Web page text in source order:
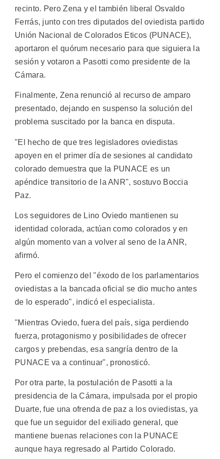
recinto. Pero Zena y el también liberal Osvaldo
Ferrás, junto con tres diputados del oviedista partido
Unión Nacional de Colorados Eticos (PUNACE),
aportaron el quórum necesario para que siguiera la
sesión y votaron a Pasotti como presidente de la
Cámara.
Finalmente, Zena renunció al recurso de amparo
presentado, dejando en suspenso la solución del
problema suscitado por la banca en disputa.
"El hecho de que tres legisladores oviedistas
apoyen en el primer día de sesiones al candidato
colorado demuestra que la PUNACE es un
apéndice transitorio de la ANR", sostuvo Boccia
Paz.
Los seguidores de Lino Oviedo mantienen su
identidad colorada, actúan como colorados y en
algún momento van a volver al seno de la ANR,
afirmó.
Pero el comienzo del "éxodo de los parlamentarios
oviedistas a la bancada oficial se dio mucho antes
de lo esperado", indicó el especialista.
"Mientras Oviedo, fuera del país, siga perdiendo
fuerza, protagonismo y posibilidades de ofrecer
cargos y prebendas, esa sangría dentro de la
PUNACE va a continuar", pronosticó.
Por otra parte, la postulación de Pasotti a la
presidencia de la Cámara, impulsada por el propio
Duarte, fue una ofrenda de paz a los oviedistas, ya
que fue un seguidor del exiliado general, que
mantiene buenas relaciones con la PUNACE
aunque haya regresado al Partido Colorado.